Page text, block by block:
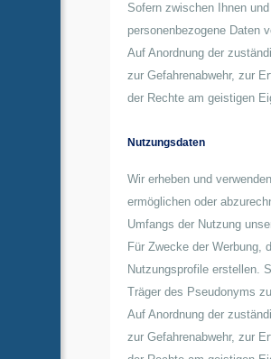
Sofern zwischen Ihnen
personenbezogene Daten
Auf Anordnung der
zur Gefahrenabwehr, zur
der Rechte am geistigen
Nutzungsdaten
Wir erheben und
ermöglichen oder
Umfangs der Nutzung
Für Zwecke der Werbung,
Nutzungsprofile erstellen.
Träger des Pseudonyms
Auf Anordnung der
zur Gefahrenabwehr, zur